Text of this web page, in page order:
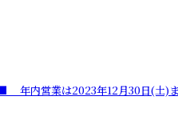
内営業は2023年12月30日(土)ま